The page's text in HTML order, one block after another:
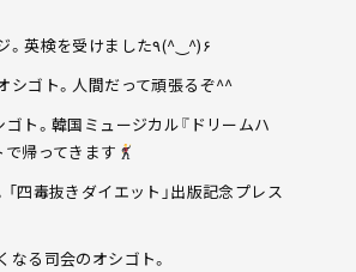
今年のチャレンジ。英検を受けました٩(^‿^)۶
シゴト。人間だって頑張るぞ^^
ト。韓国ミュージカル『ドリームハ
で帰ってきます
「四毒抜きダイエット」出版記念プレス
なる司会のオシゴト。